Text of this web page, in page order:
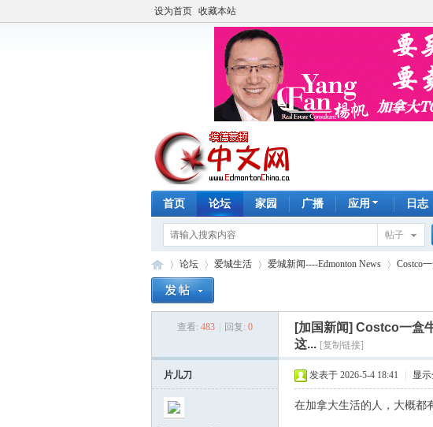
设为首页 收藏本站
首页 论坛 家园 广播 应用 日志
帖子
论坛
›
爱城生活
›
爱城新闻----Edmonton News
›
Costco
查看: 483 回复: 0 [加国新闻] Costco一盒
这... [复制链接]
片儿刀 发表于 2026-5-4 18:41 显
在加拿大生活的人，大概都